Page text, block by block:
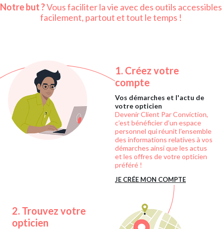
Notre but ?Vous faciliter la vie avec des outils accessibles
facilement, partout et tout le temps !
1. Créez votre
compte
Vos démarches et l'actu de
votre opticien
Devenir Client Par Conviction,
c’est bénéficier d’un espace
personnel qui réunit l’ensemble
des informations relatives à vos
démarches ainsi que les actus
et les offres de votre opticien
préféré !
JE CRÉE MON COMPTE
2. Trouvez votre
opticien